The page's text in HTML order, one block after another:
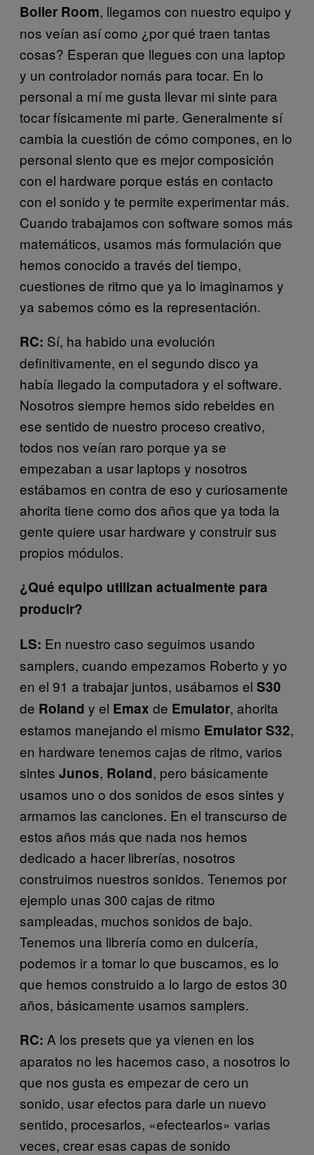
Boiler Room, llegamos con nuestro equipo y
nos veían así como ¿por qué traen tantas
cosas? Esperan que llegues con una laptop
y un controlador nomás para tocar. En lo
personal a mí me gusta llevar mi sinte para
tocar físicamente mi parte. Generalmente sí
cambia la cuestión de cómo compones, en lo
personal siento que es mejor composición
con el hardware porque estás en contacto
con el sonido y te permite experimentar más.
Cuando trabajamos con software somos más
matemáticos, usamos más formulación que
hemos conocido a través del tiempo,
cuestiones de ritmo que ya lo imaginamos y
ya sabemos cómo es la representación.
RC: Sí, ha habido una evolución
definitivamente, en el segundo disco ya
había llegado la computadora y el software.
Nosotros siempre hemos sido rebeldes en
ese sentido de nuestro proceso creativo,
todos nos veían raro porque ya se
empezaban a usar laptops y nosotros
estábamos en contra de eso y curiosamente
ahorita tiene como dos años que ya toda la
gente quiere usar hardware y construir sus
propios módulos.
¿Qué equipo utilizan actualmente para
producir?
LS: En nuestro caso seguimos usando
samplers, cuando empezamos Roberto y yo
en el 91 a trabajar juntos, usábamos el S30
de Roland y el Emax de Emulator, ahorita
estamos manejando el mismo EmulatorS32,
en hardware tenemos cajas de ritmo, varios
sintes Junos, Roland, pero básicamente
usamos uno o dos sonidos de esos sintes y
armamos las canciones. En el transcurso de
estos años más que nada nos hemos
dedicado a hacer librerías, nosotros
construimos nuestros sonidos. Tenemos por
ejemplo unas 300 cajas de ritmo
sampleadas, muchos sonidos de bajo.
Tenemos una librería como en dulcería,
podemos ir a tomar lo que buscamos, es lo
que hemos construido a lo largo de estos 30
años, básicamente usamos samplers.
RC: A los presets que ya vienen en los
aparatos no les hacemos caso, a nosotros lo
que nos gusta es empezar de cero un
sonido, usar efectos para darle un nuevo
sentido, procesarlos, «efectearlos» varias
veces, crear esas capas de sonido